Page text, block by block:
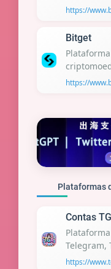
https://
Bitget
https://
Plataformas
Contas
Telegram,
https://